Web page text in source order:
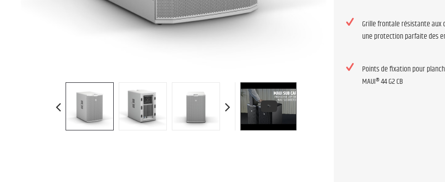
Grille frontale résistante aux
une protection parfaite des
Points de fixation pour
MAUI® 44 G2 CB